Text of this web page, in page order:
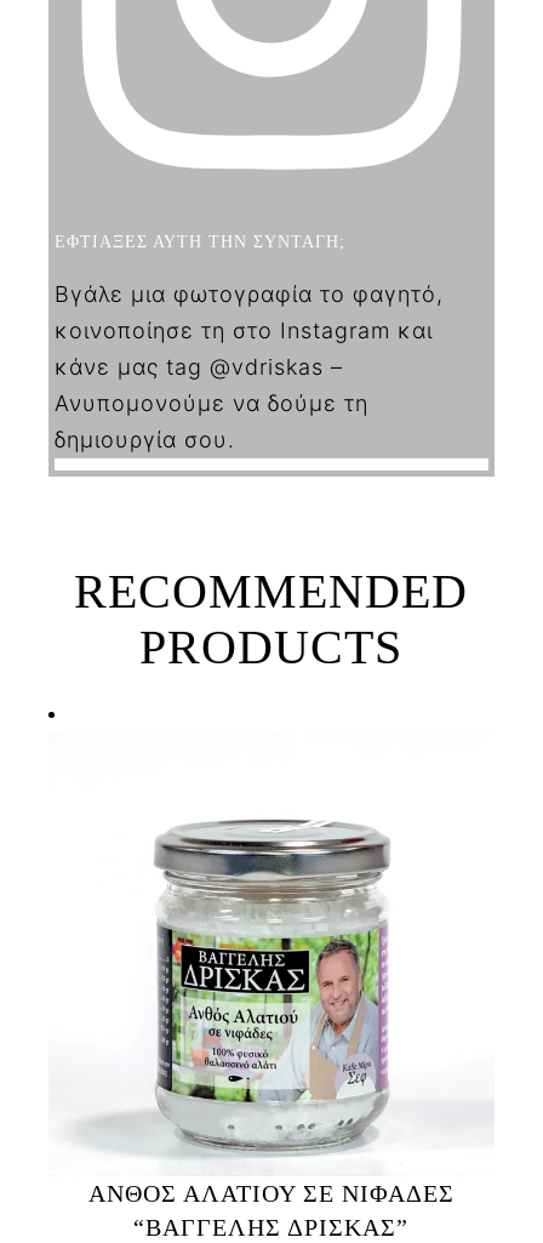
ΕΦΤΙΑΞΕΣ ΑΥΤΗ ΤΗΝ ΣΥΝΤΑΓΗ;
Βγάλε μια φωτογραφία το φαγητό,
κοινοποίησε τη στο Instagram και
κάνε μας tag @vdriskas –
Ανυπομονούμε να δούμε τη
δημιουργία σου.
RECOMMENDED
PRODUCTS
ΑΝΘΟΣ ΑΛΑΤΙΟΥ ΣΕ ΝΙΦΑΔΕΣ
“ΒΑΓΓΕΛΗΣ ΔΡΙΣΚΑΣ”